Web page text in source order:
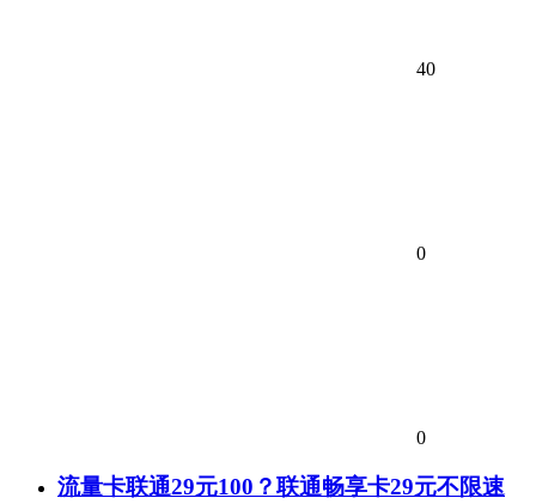
40
0
0
流量卡联通29元100？联通畅享卡29元不限速